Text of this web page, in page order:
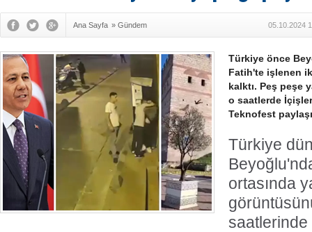
Kemal
'Kurultay
Ece
Ana Sayfa » Gündem 05.10.2024
Türkiye önce
Fatih'te işlenen
kalktı. Peş peşe
o saatlerde
Teknofest
Türkiye
ortasında